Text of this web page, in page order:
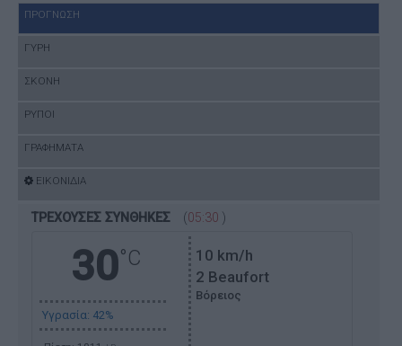
ΠΡΟΓΝΩΣΗ
ΓΥΡΗ
ΣΚΟΝΗ
ΡΥΠΟΙ
ΓΡΑΦΗΜΑΤΑ
ΕΙΚΟΝΙΔΙΑ
ΤΡΕΧΟΥΣΕΣ ΣΥΝΘΗΚΕΣ (05:30 )
30°C
Υγρασία: 42%
10 km/h
2 Beaufort
Βόρειος